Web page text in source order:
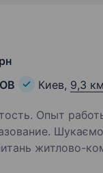
Киев, 9,3
Опыт
помічника
житлово-